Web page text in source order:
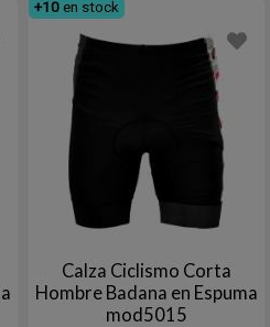
+10 en stock
Calza Ciclismo Corta
Hombre Badana en Espuma
mod5015